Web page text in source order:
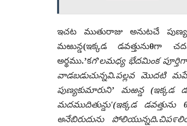
ఇచట ముతురాజు అనుటచే
మఱున్డ(ఇక్కడ డవత్తునుθగా
అర్థము.’కగ’లమధ్య భేదమింక
వాడబడుచున్నవి.పల్లవ మొదటి
పుణ్యకుమారుని’ మఱన్డ (ఇక్కడ
మదముదితున్డు'(ఇక్కడ
అనేబిరుదును